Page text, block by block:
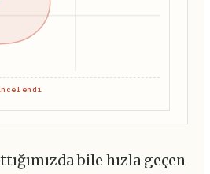
bile hızla geçen